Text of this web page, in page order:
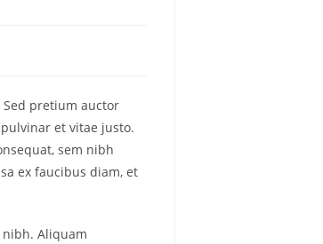
pretium auctor
et vitae justo.
sem nibh
ex faucibus diam, et
Aliquam